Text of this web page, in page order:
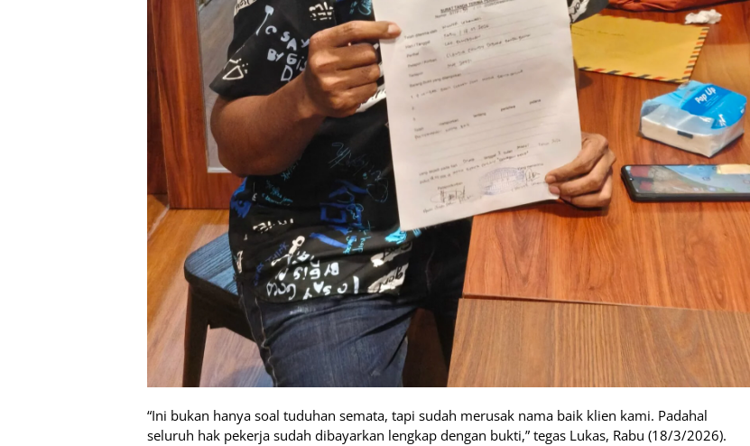
“Ini bukan hanya soal tuduhan semata, tapi sudah merusak nama baik klien kami. Padahal
seluruh hak pekerja sudah dibayarkan lengkap dengan bukti,” tegas Lukas, Rabu (18/3/2026).